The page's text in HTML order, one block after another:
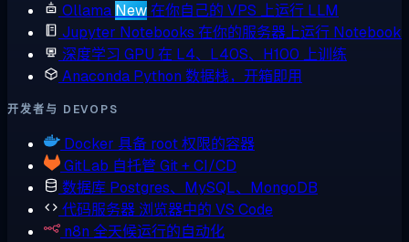
Ollama New在你自己的 VPS 上运行 LLM
Jupyter Notebooks 在你的服务器上运行 Notebook
深度学习 GPU 在 L4、L40S、H100 上训练
Anaconda Python 数据栈，开箱即用
开发者与 DEVOPS
Docker 具备 root 权限的容器
GitLab 自托管 Git + CI/CD
数据库 Postgres、MySQL、MongoDB
代码服务器 浏览器中的 VS Code
n8n 全天候运行的自动化